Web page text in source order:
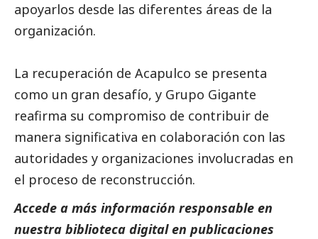
apoyarlos desde las diferentes áreas de la
organización.
La recuperación de Acapulco se presenta
como un gran desafío, y Grupo Gigante
reafirma su compromiso de contribuir de
manera significativa en colaboración con las
autoridades y organizaciones involucradas en
el proceso de reconstrucción.
Accede a más información responsable en
nuestra biblioteca digital en publicaciones